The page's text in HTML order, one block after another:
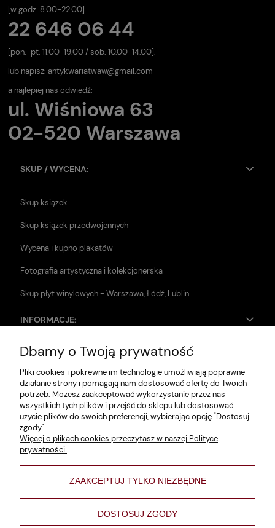
[w godz. 8.00-22.00]
22 646 06 44
[pon.-pt. 11.00-19.00 / sob. 10.00-14.00].
lub napisz: antykwariatwaw@gmail.com
a najlepiej nas odwiedź:
ul. Wiśniowa 63
02-520 Warszawa
SKUP / WYCENA:
Skup książek
Skup książek przedwojennych
Wycena i kupno plakatów
Fotografia artystyczna i kolekcjonerska
Skup płyt winylowych - Warszawa, Łódź, Lublin
INFORMACJE:
Zwroty i reklamacje
Dane firmy
Jak szukać?
Polityka prywatności
Regulamin
Poltyka cookies
varsaviana
Dbamy o Twoją prywatność
Pliki cookies i pokrewne im technologie umożliwiają poprawne
działanie strony i pomagają nam dostosować ofertę do Twoich
potrzeb. Możesz zaakceptować wykorzystanie przez nas
wszystkich tych plików i przejść do sklepu lub dostosować
użycie plików do swoich preferencji, wybierając opcję "Dostosuj
zgody".
Więcej o plikach cookies przeczytasz w naszej Polityce
prywatności.
ZAAKCEPTUJ TYLKO NIEZBĘDNE
DOSTOSUJ ZGODY